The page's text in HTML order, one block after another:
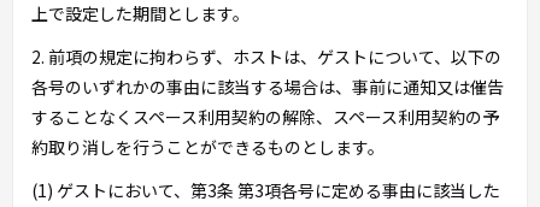
上で設定した期間とします。
2. 前項の規定に拘わらず、ホストは、ゲストについて、以下の
各号のいずれかの事由に該当する場合は、事前に通知又は催告
することなくスペース利用契約の解除、スペース利用契約の予
約取り消しを行うことができるものとします。
(1) ゲストにおいて、第3条 第3項各号に定める事由に該当した